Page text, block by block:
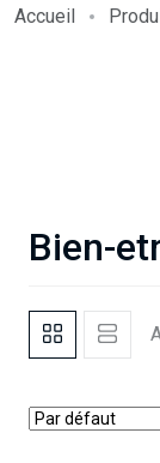
Accueil
Bien-